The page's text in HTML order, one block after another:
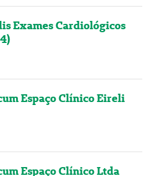
Exames Cardiológicos
Espaço Clínico Eireli
Espaço Clínico Ltda